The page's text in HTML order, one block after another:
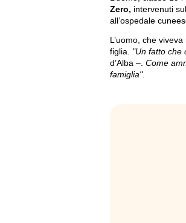
Zero, intervenuti
all’ospedale
L’uomo, che
figlia. "Un fatto che
d’Alba –. Come
famiglia".